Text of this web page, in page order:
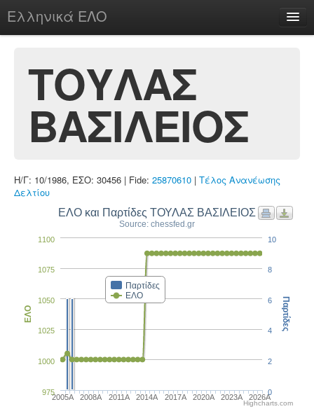
Ελληνικά ΕΛΟ
chesstu.be @ discord
Login
ΤΟΥΛΑΣ
ΒΑΣΙΛΕΙΟΣ
Η/Γ: 10/1986, ΕΣΟ: 30456 | Fide: 25870610 | Τέλος Ανανέωσης
Δελτίου
ΕΛΟ και Παρτίδες ΤΟΥΛΑΣ ΒΑΣΙΛΕΙΟΣ
Source: chessfed.gr
Παρτίδες
ΕΛΟ
2005A 2008A 2011A 2014A 2017A 2020A 2023Α 2026A
975
1000
1025
1050
1075
1100
ΕΛΟ
0
2
4
6
8
10
Παρτίδες
Highcharts.com